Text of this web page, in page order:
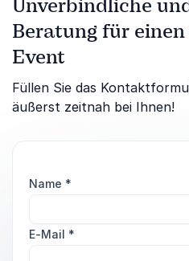
Unverbindliche
Beratung für
Event
Füllen Sie das
äußerst zeitnah bei Ihnen!
Name *
E-Mail *